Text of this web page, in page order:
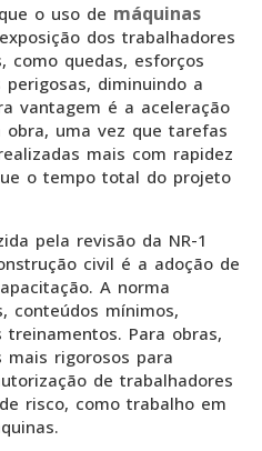
o uso de máquinas
dos trabalhadores
como quedas, esforços
diminuindo a
vantagem é a aceleração
uma vez que tarefas
mais com rapidez
o tempo total do projeto
pela revisão da NR-1
civil é a adoção de
A norma
conteúdos mínimos,
Para obras,
mais rigorosos para
de trabalhadores
risco, como trabalho em